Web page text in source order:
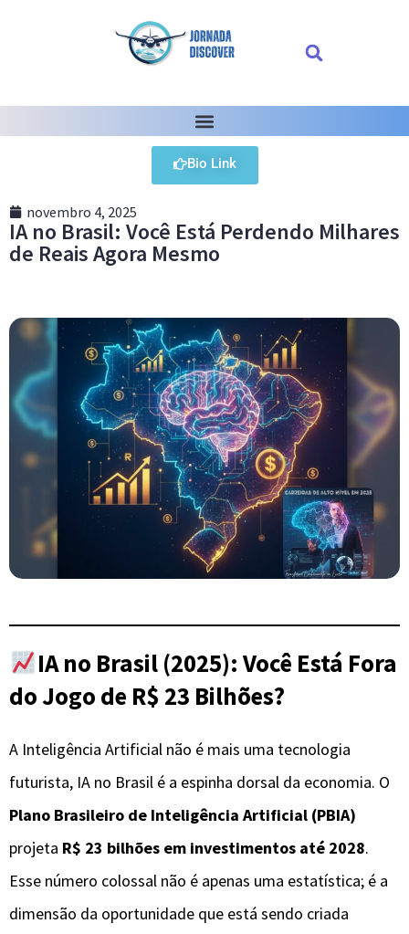
Bio Link
novembro 4, 2025
IA no Brasil: Você Está Perdendo Milhares
de Reais Agora Mesmo
IA no Brasil (2025): Você Está Fora
do Jogo de R$ 23 Bilhões?
A Inteligência Artificial não é mais uma tecnologia
futurista, IA no Brasil é a espinha dorsal da economia. O
Plano Brasileiro de Inteligência Artificial (PBIA)
projeta R$ 23 bilhões em investimentos até 2028.
Esse número colossal não é apenas uma estatística; é a
dimensão da oportunidade que está sendo criada